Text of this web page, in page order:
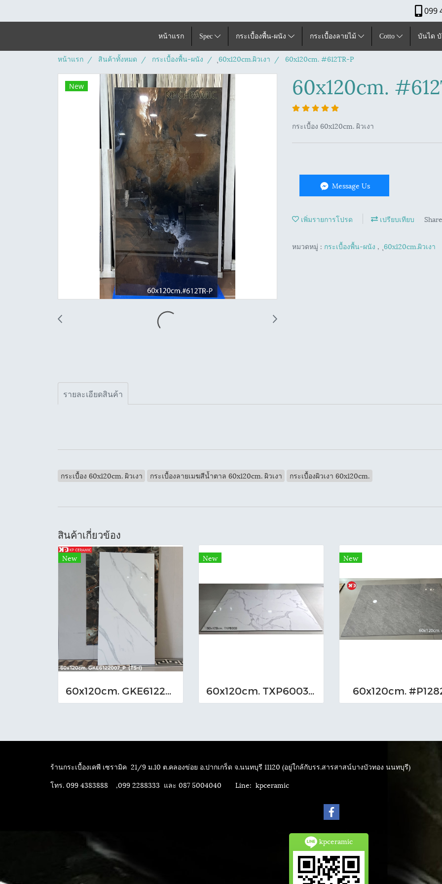
099
หน้าแรก Spec กระเบื้องพื้น-ผนัง กระเบื้องลายไม้ Cotto บันได
หน้าแรก สินค้าทั้งหมด กระเบื้องพื้น-ผนัง ุ60x120cm.ผิวเงา 60x120cm. #612TR-P
New 60x120cm.
กระเบื้อง 60x120cm. ผิวเงา
Message Us
เพิ่มรายการโปรด เปรียบเทียบ Share
หมวดหมู่ : กระเบื้องพื้น-ผนัง , ุ60x120cm.ผิวเงา
รายละเอียดสินค้า
กระเบื้อง 60x120cm. ผิวเงา กระเบื้องลายเมฆสีน้ำตาล 60x120cm. ผิวเงา กระเบื้องผิวเงา 60x120cm.
สินค้าเกี่ยวข้อง
New
60x120cm. GKE6122007_P (TS-I)
New
60x120cm. TXP6003 (MO)
New
60x120cm.
ร้านกระเบื้องเคพี เซรามิค 21/9 ม.10 ต.คลองข่อย อ.ปากเกร็ด จ.นนทบุรี 11120 (อยู่ใกล้กับรร.สารสาสน์บางบัวทอง นนทบุรี)
โทร. 099 4383888 ,099 2288333 และ 087 5004040 Line: kpceramic
kpceramic